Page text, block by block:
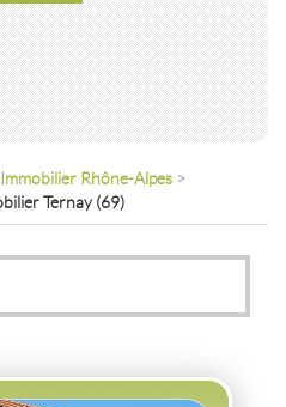
Immobilier Rhône-Alpes >
Ternay (69)
TERNAY(69360)
TERNAY